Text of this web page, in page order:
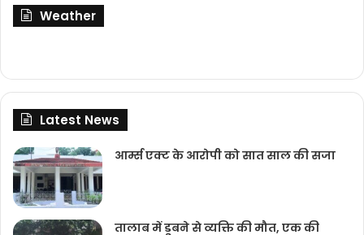
Weather
Latest News
आर्म्स एक्ट के आरोपी को सात साल की सजा
तालाब में डूबने से व्यक्ति की मौत, एक की